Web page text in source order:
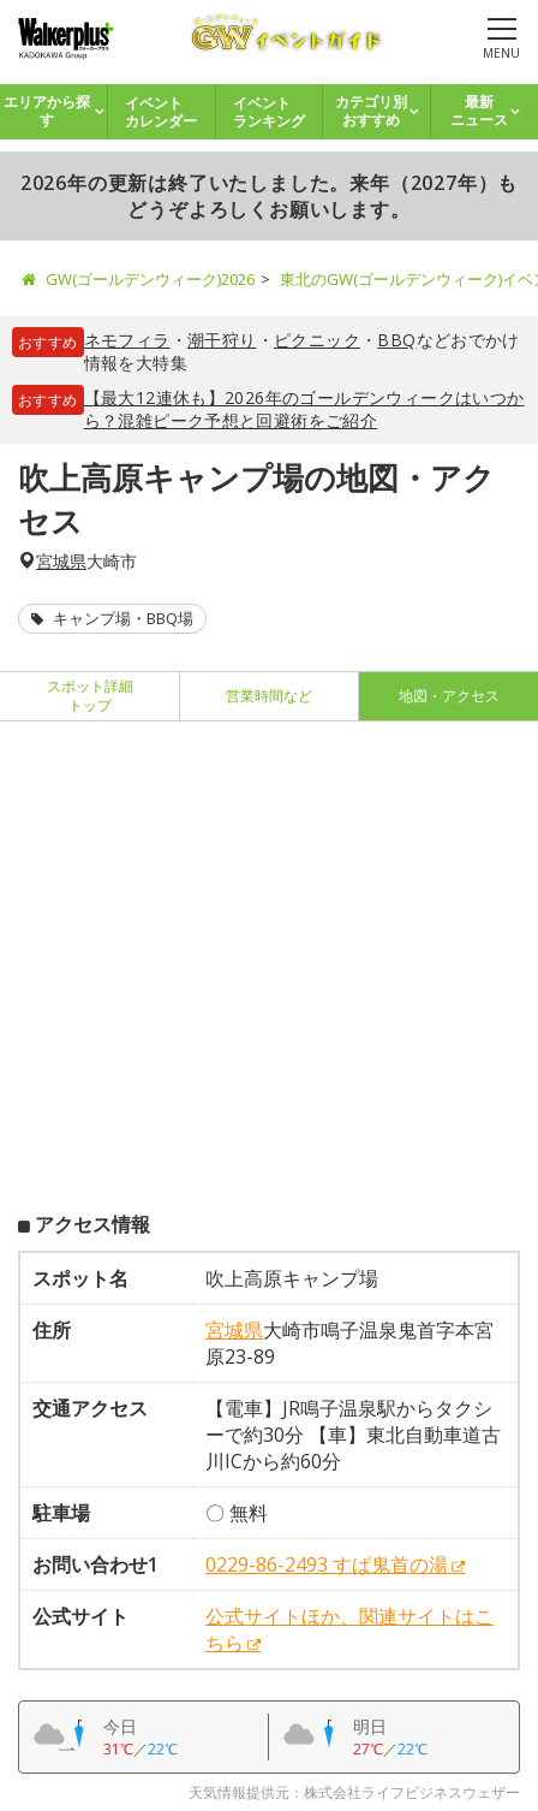
MENU
エリアから探
す
イベント
カレンダー
イベント
ランキング
カテゴリ別
おすすめ
最新
ニュース
2026年の更新は終了いたしました。来年（2027年）も
どうぞよろしくお願いします。
GW(ゴールデンウィーク)2026 東北のGW(ゴールデンウィーク)イ
おすすめ ネモフィラ ・ 潮干狩り ・ ピクニック ・ BBQなどおでかけ
情報を大特集
おすすめ
【最大12連休も】2026年のゴールデンウィークはいつか
ら？混雑ピーク予想と回避術をご紹介
吹上高原キャンプ場の地図・アク
セス
宮城県大崎市
キャンプ場・BBQ場
スポット詳細
トップ
営業時間など 地図・アクセス
アクセス情報
スポット名
吹上高原キャンプ場
住所
宮城県大崎市鳴子温泉鬼首字本宮
原23-89
交通アクセス
【電車】JR鳴子温泉駅からタクシ
ーで約30分 【車】東北自動車道古
川ICから約60分
駐車場
〇 無料
お問い合わせ1
0229-86-2493 すぱ鬼首の湯
公式サイト
公式サイトほか、関連サイトはこ
ちら
今日
31℃／22℃
明日
27℃／22℃
天気情報提供元：株式会社ライフビジネスウェザー